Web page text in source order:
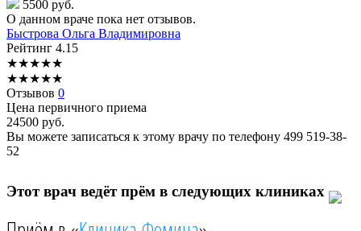
5500 руб.
О данном враче пока нет отзывов.
Быстрова Ольга Владимировна
Рейтинг 4.15
★★★★★
★★★★★
Отзывов 0
Цена первичного приема
24500 руб.
Вы можете записаться к этому врачу по телефону 499 519-38-
52
Этот врач ведёт прём в следующих клиниках